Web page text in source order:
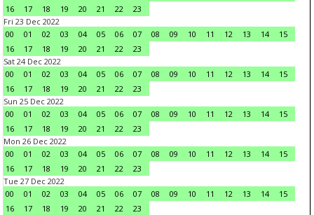
16
17 18 19 20 21 22
23
Fri 23 Dec 2022
00
01 02 03 04 05 06 07 08 09 10 11 12 13 14
15
16
17 18 19 20 21 22
23
Sat 24 Dec 2022
00
01 02 03 04 05 06 07 08 09 10 11 12 13 14
15
16
17 18 19 20 21 22
23
Sun 25 Dec 2022
00
01 02 03 04 05 06 07 08 09 10 11 12 13 14
15
16
17 18 19 20 21 22
23
Mon 26 Dec 2022
00
01 02 03 04 05 06 07 08 09 10 11 12 13 14
15
16
17 18 19 20 21 22
23
Tue 27 Dec 2022
00
01 02 03 04 05 06 07 08 09 10 11 12 13 14
15
16
17 18 19 20 21 22
23